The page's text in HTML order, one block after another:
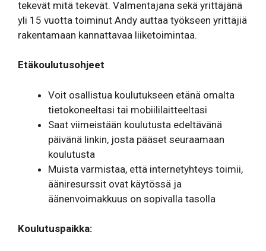
tekevät mitä tekevät. Valmentajana sekä yrittäjänä
yli 15 vuotta toiminut Andy auttaa työkseen yrittäjiä
rakentamaan kannattavaa liiketoimintaa.
Etäkoulutusohjeet
Voit osallistua koulutukseen etänä omalta
tietokoneeltasi tai mobiililaitteeltasi
Saat viimeistään koulutusta edeltävänä
päivänä linkin, josta pääset seuraamaan
koulutusta
Muista varmistaa, että internetyhteys toimii,
ääniresurssit ovat käytössä ja
äänenvoimakkuus on sopivalla tasolla
Koulutuspaikka: